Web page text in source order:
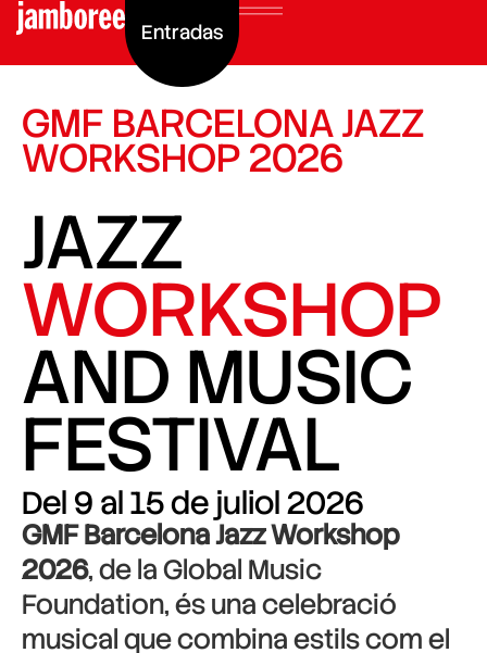
Entradas
GMF BARCELONA JAZZ
WORKSHOP 2026
JAZZ
WORKSHOP
AND MUSIC
FESTIVAL
Del 9 al 15 de juliol 2026
GMF Barcelona Jazz Workshop
2026, de la Global Music
Foundation, és una celebració
musical que combina estils com el